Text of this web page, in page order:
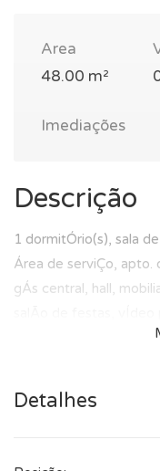
Area
48.00 m²
Imediações
Descrição
1 dormitÓrio(s), sala
Área de serviÇo, apto.
gÁs central, hall,
Detalhes